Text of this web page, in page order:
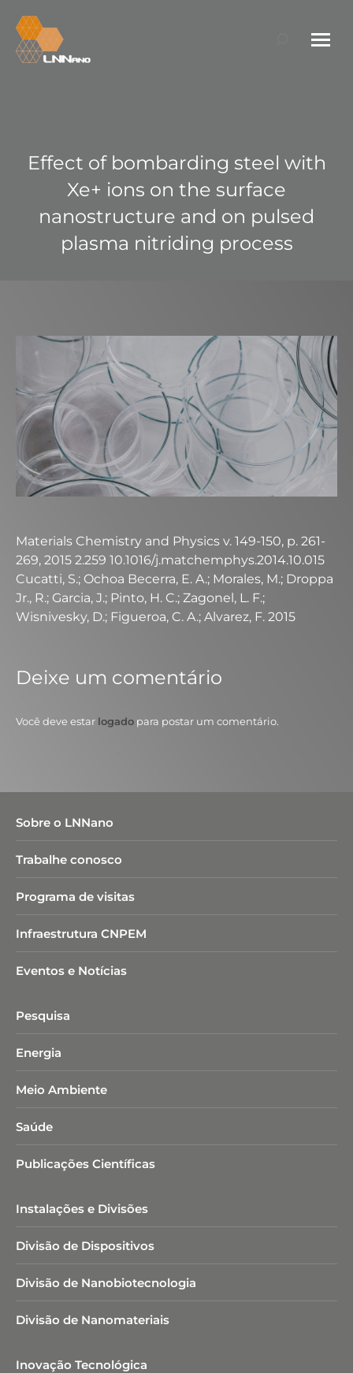
Search:
Effect of bombarding steel with
Xe+ ions on the surface
nanostructure and on pulsed
plasma nitriding process
Materials Chemistry and Physics v. 149-150, p. 261-
269, 2015 2.259 10.1016/j.matchemphys.2014.10.015
Cucatti, S.; Ochoa Becerra, E. A.; Morales, M.; Droppa
Jr., R.; Garcia, J.; Pinto, H. C.; Zagonel, L. F.;
Wisnivesky, D.; Figueroa, C. A.; Alvarez, F. 2015
Deixe um comentário
Você deve estar logado para postar um comentário.
Sobre o LNNano
Trabalhe conosco
Programa de visitas
Infraestrutura CNPEM
Eventos e Notícias
Pesquisa
Energia
Meio Ambiente
Saúde
Publicações Científicas
Instalações e Divisões
Divisão de Dispositivos
Divisão de Nanobiotecnologia​
Divisão de Nanomateriais
Inovação Tecnológica